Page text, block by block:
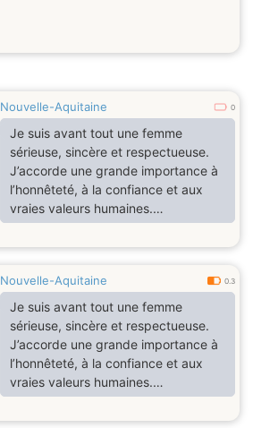
Nouvelle-Aquitaine 0
Je suis avant tout une femme
sérieuse, sincère et respectueuse.
J’accorde une grande importance à
l’honnêteté, à la confiance et aux
vraies valeurs humaines.
Attentionnée, fidèle et à l’écoute,
j’aime les échanges authentiques et
mêmes en toutes circonstances. Je
crois qu’une belle relation se
construit avec le temps, le respect
mutuel, la complicité et une bonne
communication. De nature douce,
calme et affectueuse, je recherche
une relation stable avec un homme
Nouvelle-Aquitaine 0.3
Je suis avant tout une femme
sérieuse, sincère et respectueuse.
J’accorde une grande importance à
l’honnêteté, à la confiance et aux
vraies valeurs humaines.
Attentionnée, fidèle et à l’écoute,
j’aime les échanges authentiques et